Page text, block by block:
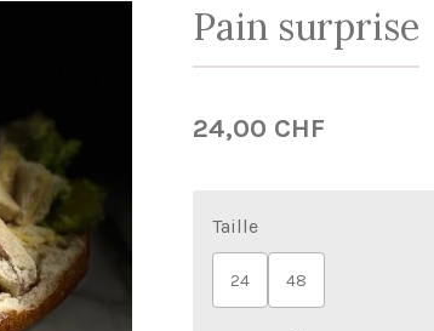
Pain surprise
24,00 CHF
Taille
24 48